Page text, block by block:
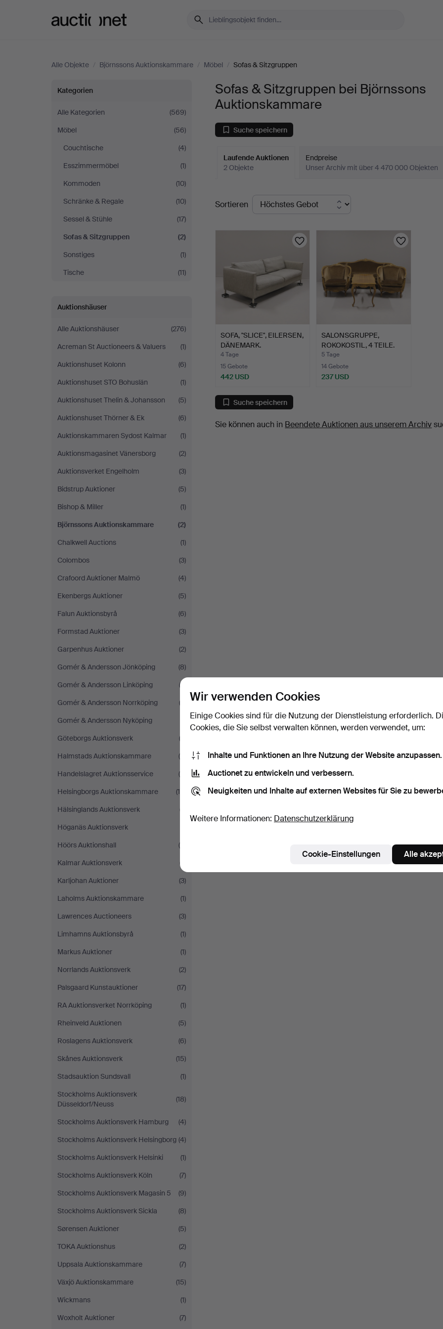
Alle Objekte / Björnssons Auktionskammare / Möbel / Sofas & Sitzgruppen
Sofas
&
Sitzgruppen
bei
Björnssons
Auktionskammare
Kategorien
Alle Kategorien
(569)
Möbel
(56)
Couchtische
(4)
Esszimmermöbel
(1)
Kommoden
(10)
Schränke & Regale
(10)
Sessel & Stühle
(17)
Sofas & Sitzgruppen
(2)
Sonstiges
(1)
Tische
(11)
Auktionshäuser
Alle Auktionshäuser
(276)
Acreman St Auctioneers & Valuers
(1)
Auktionshuset Kolonn
(6)
Auktionshuset STO Bohuslän
(1)
Auktionshuset Thelin & Johansson
(5)
Auktionshuset Thörner & Ek
(6)
Auktionskammaren Sydost Kalmar
(1)
Auktionsmagasinet Vänersborg
(2)
Auktionsverket Engelholm
(3)
Bidstrup Auktioner
(5)
Bishop & Miller
(1)
Björnssons Auktionskammare
(2)
Chalkwell Auctions
(1)
Colombos
(3)
Crafoord Auktioner Malmö
(4)
Ekenbergs Auktioner
(5)
Falun Auktionsbyrå
(6)
Formstad Auktioner
(3)
Garpenhus Auktioner
(2)
Gomér & Andersson Jönköping
(8)
Gomér & Andersson Linköping
(3)
Gomér & Andersson Norrköping
(3)
Gomér & Andersson Nyköping
Göteborgs Auktionsverk
(2)
Halmstads Auktionskammare
(9)
Handelslagret Auktionsservice
(5)
Helsingborgs Auktionskammare
(15)
Hälsinglands Auktionsverk
(7)
Höganäs Auktionsverk
Höörs Auktionshall
(5)
Kalmar Auktionsverk
(7)
Karljohan Auktioner
(3)
Laholms Auktionskammare
(1)
Lawrences Auctioneers
(3)
Limhamns Auktionsbyrå
(1)
Markus Auktioner
(1)
Norrlands Auktionsverk
(2)
Palsgaard Kunstauktioner
(17)
RA Auktionsverket Norrköping
(1)
Rheinveld Auktionen
(5)
Roslagens Auktionsverk
(6)
Skånes Auktionsverk
(15)
Stadsauktion Sundsvall
(1)
Stockholms Auktionsverk
Düsseldorf/Neuss
(18)
Stockholms Auktionsverk Hamburg
(4)
Stockholms Auktionsverk Helsingborg (4)
Stockholms Auktionsverk Helsinki
(1)
Stockholms Auktionsverk Köln
(7)
Stockholms Auktionsverk Magasin 5
(9)
Stockholms Auktionsverk Sickla
(8)
Sørensen Auktioner
(5)
TOKA Auktionshus
(2)
Uppsala Auktionskammare
(7)
Växjö Auktionskammare
(15)
Wickmans
(1)
Woxholt Auktioner
(7)
Sofas & Sitzgruppen bei Björnssons
Auktionskammare
Suche speichern
Laufende Auktionen
2 Objekte
Endpreise
Unser Archiv mit über 4 470 000 Objekten
Laufende
Auktionen
Sortieren
SOFA, "SLICE", EILERSEN,
DÄNEMARK.
4 Tage
15 Gebote
442 USD
SALONSGRUPPE,
ROKOKOSTIL, 4 TEILE.
5 Tage
14 Gebote
237 USD
Suche speichern
Sie können auch in Beendete Auktionen aus unserem Archiv
Wir verwenden Cookies
Einige Cookies sind für die Nutzung der Dienstleistung erforderlich.
Cookies, die Sie selbst verwalten können, werden verwendet, um:
Inhalte und Funktionen an Ihre Nutzung der Website anzupassen.
Auctionet zu entwickeln und verbessern.
Neuigkeiten und Inhalte auf externen Websites für Sie zu
Weitere Informationen: Datenschutzerklärung
Cookie-Einstellungen Alle